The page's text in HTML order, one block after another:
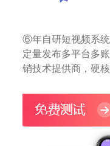
⑥年自研短视频系
定量发布多平台多
销技术提供商，硬